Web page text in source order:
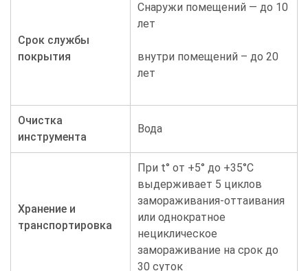
Срок службы
покрытия
Снаружи помещений — до 10
лет
внутри помещений – до 20
лет
Очистка
инструмента
Вода
Хранение и
транспортировка
При t° от +5° до +35°С
выдерживает 5 циклов
замораживания-оттаивания
или однократное
нециклическое
замораживание на срок до
30 суток